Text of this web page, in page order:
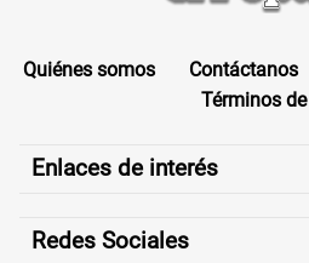
Quiénes somos Contáctanos
Términos
Enlaces de interés
Redes Sociales